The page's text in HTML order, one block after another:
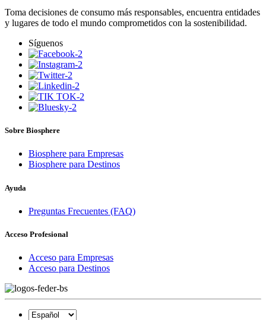
Toma decisiones de consumo más responsables, encuentra entidades
y lugares de todo el mundo comprometidos con la sostenibilidad.
Síguenos
Sobre Biosphere
Biosphere para Empresas
Biosphere para Destinos
Ayuda
Preguntas Frecuentes (FAQ)
Acceso Profesional
Acceso para Empresas
Acceso para Destinos